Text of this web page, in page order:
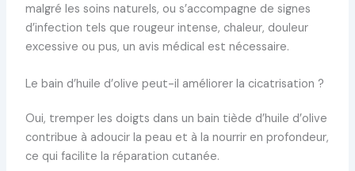
malgré les soins naturels, ou s’accompagne de signes
d’infection tels que rougeur intense, chaleur, douleur
excessive ou pus, un avis médical est nécessaire.
Le bain d’huile d’olive peut-il améliorer la cicatrisation ?
Oui, tremper les doigts dans un bain tiède d’huile d’olive
contribue à adoucir la peau et à la nourrir en profondeur,
ce qui facilite la réparation cutanée.